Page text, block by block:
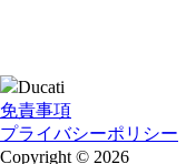
免責事項
プライバシーポリシー
Copyright © 2026